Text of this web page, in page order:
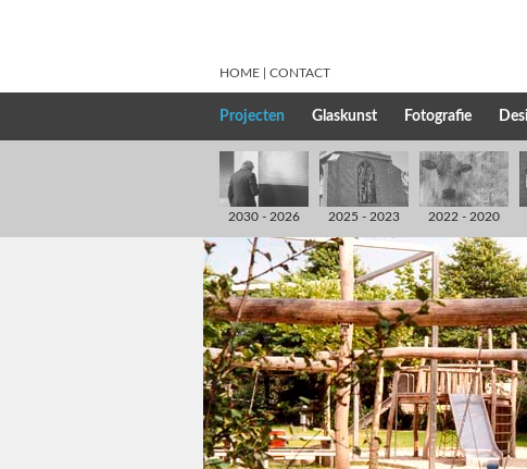
HOME CONTACT
Projecten Glaskunst Fotografie
2030 - 2026 2025 - 2023 2022 - 2020